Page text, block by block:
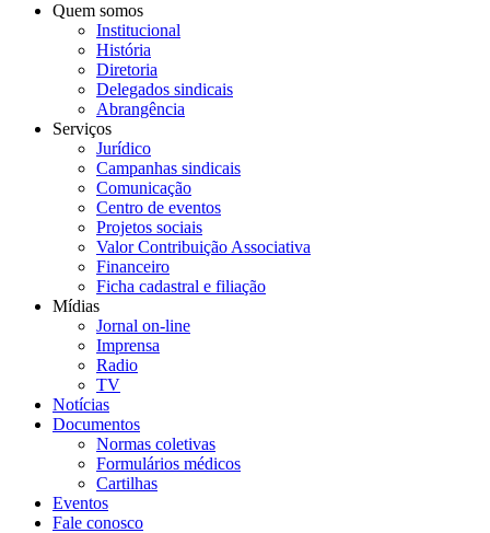
Quem somos
Institucional
História
Diretoria
Delegados sindicais
Abrangência
Serviços
Jurídico
Campanhas sindicais
Comunicação
Centro de eventos
Projetos sociais
Valor Contribuição Associativa
Financeiro
Ficha cadastral e filiação
Mídias
Jornal on-line
Imprensa
Radio
TV
Notícias
Documentos
Normas coletivas
Formulários médicos
Cartilhas
Eventos
Fale conosco